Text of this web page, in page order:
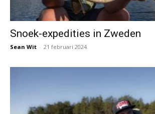
Snoek-expedities in Zweden
Sean Wit - 21 februari 2024